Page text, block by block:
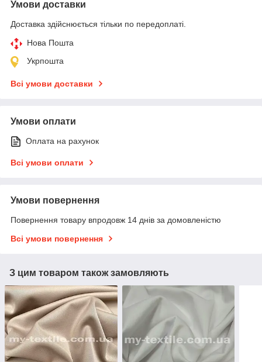
Умови доставки
Доставка здійснюється тільки по передоплаті.
Нова Пошта
Укрпошта
Всі умови доставки
Умови оплати
Оплата на рахунок
Всі умови оплати
Умови повернення
Повернення товару впродовж 14 днів за домовленістю
Всі умови повернення
З цим товаром також замовляють